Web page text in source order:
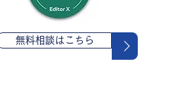
無料相談はこちら